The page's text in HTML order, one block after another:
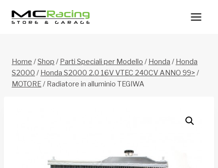
Home /Shop / Parti Speciali per Modello / Honda / Honda
S2000 / Honda S2000 2.0 16V VTEC 240CV ANNO 99> /
MOTORE/ Radiatore in alluminio TEGIWA